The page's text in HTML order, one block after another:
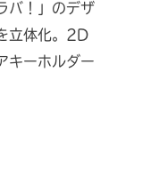
バ！」のデザ
立体化。2D
キーホルダー